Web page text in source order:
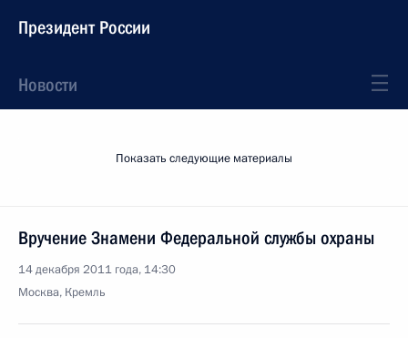
Президент России
Новости
Показать следующие материалы
Вручение Знамени Федеральной службы охраны
14 декабря 2011 года, 14:30
Москва, Кремль